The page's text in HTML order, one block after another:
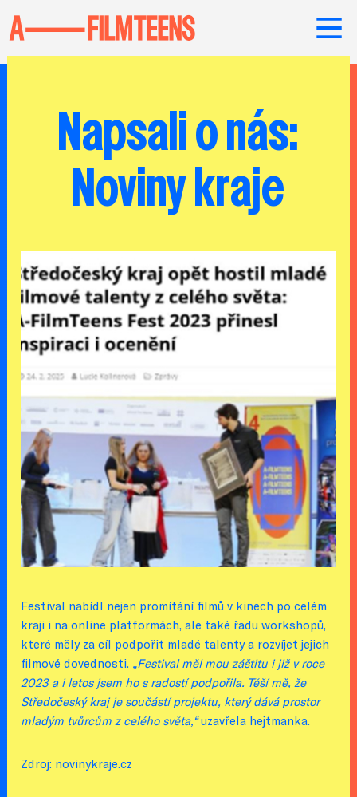
Napsali o nás:
Noviny kraje
Festival nabídl nejen promítání filmů v kinech po celém
kraji i na online platformách, ale také řadu workshopů,
které měly za cíl podpořit mladé talenty a rozvíjet jejich
filmové dovednosti. „Festival měl mou záštitu i již v roce
2023 a i letos jsem ho s radostí podpořila. Těší mě, že
Středočeský kraj je součástí projektu, který dává prostor
mladým tvůrcům z celého světa,“uzavřela hejtmanka.
Zdroj: novinykraje.cz